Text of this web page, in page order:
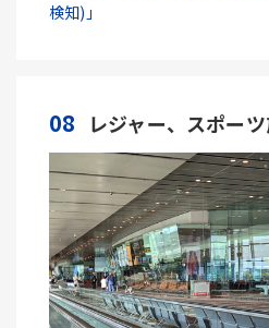
検知)」
08 レジャー、スポー